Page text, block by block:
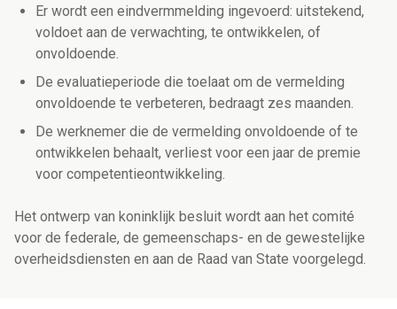
Er wordt een eindvermmelding ingevoerd: uitstekend,
voldoet aan de verwachting, te ontwikkelen, of
onvoldoende.
De evaluatieperiode die toelaat om de vermelding
onvoldoende te verbeteren, bedraagt zes maanden.
De werknemer die de vermelding onvoldoende of te
ontwikkelen behaalt, verliest voor een jaar de premie
voor competentieontwikkeling.
Het ontwerp van koninklijk besluit wordt aan het comité
voor de federale, de gemeenschaps- en de gewestelijke
overheidsdiensten en aan de Raad van State voorgelegd.